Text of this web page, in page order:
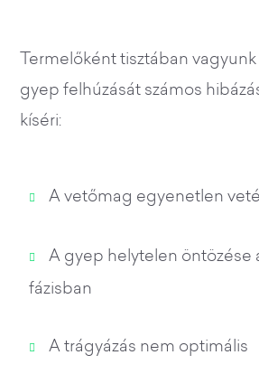
Termelőként tisztában vagyunk
gyep felhúzását számos
kíséri:
A vetőmag egyenetlen
A gyep helytelen öntözése
fázisban
A trágyázás nem optimális